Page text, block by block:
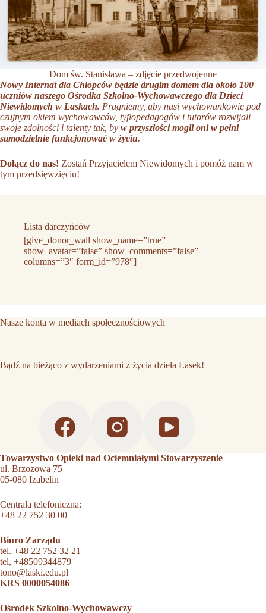
Dom św. Stanisława – zdjęcie przedwojenne
Nowy Internat dla Chłopców będzie drugim domem dla około 100
uczniów naszego Ośrodka Szkolno-Wychowawczego dla Dzieci
Niewidomych w Laskach. Pragniemy, aby nasi wychowankowie pod
czujnym okiem wychowawców, tyflopedagogów i tutorów rozwijali
swoje zdolności i talenty tak, by w przyszłości mogli oni w pełni
samodzielnie funkcjonować w życiu.
Dołącz do nas! Zostań Przyjacielem Niewidomych i pomóż nam w
tym przedsięwzięciu!
Lista darczyńców
[give_donor_wall show_name=”true”
show_avatar=”false” show_comments=”false”
columns=”3″ form_id=”978″]
Nasze konta w mediach społecznościowych
Bądź na bieżąco z wydarzeniami z życia dzieła Lasek!
Towarzystwo Opieki nad Ociemniałymi Stowarzyszenie
ul. Brzozowa 75
05-080 Izabelin
Centrala telefoniczna:
+48 22 752 30 00
Biuro Zarządu
tel. +48 22 752 32 21
tel, +48509344879
tono@laski.edu.pl
KRS 0000054086
Ośrodek Szkolno-Wychowawczy